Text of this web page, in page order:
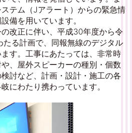
テム（Jアラート）からの緊急情
備を用いています。
改正に伴い、平成30年度から令
る計画で、同報無線のデジタル
す。工事にあたっては、非常時
、屋外スピーカーの種別・個数
討など、計画・設計・施工の各
にわたり携わっています。